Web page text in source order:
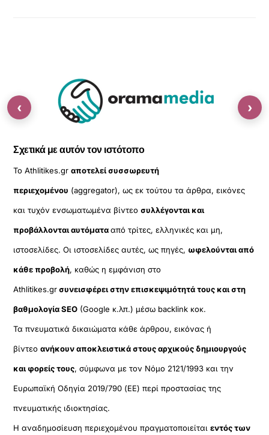
Σχετικά με αυτόν τον ιστότοπο
Το Athlitikes.grαποτελεί συσσωρευτή
περιεχομένου (aggregator), ως εκ τούτου τα άρθρα, εικόνες
και τυχόν ενσωματωμένα βίντεοσυλλέγονται και
προβάλλονται αυτόματααπό τρίτες, ελληνικές και μη,
ιστοσελίδες. Οι ιστοσελίδες αυτές, ως πηγές, ωφελούνται από
κάθε προβολή, καθώς η εμφάνιση στο
Athlitikes.grσυνεισφέρει στην επισκεψιμότητά τους και στη
βαθμολογία SEO (Google κ.λπ.) μέσω backlink κοκ.
Τα πνευματικά δικαιώματα κάθε άρθρου, εικόνας ή
βίντεοανήκουν αποκλειστικά στους αρχικούς δημιουργούς
και φορείς τους, σύμφωνα με τον Νόμο 2121/1993 και την
Ευρωπαϊκή Οδηγία 2019/790 (ΕΕ) περί προστασίας της
πνευματικής ιδιοκτησίας.
Η αναδημοσίευση περιεχομένου πραγματοποιείταιεντός των
‹ ›